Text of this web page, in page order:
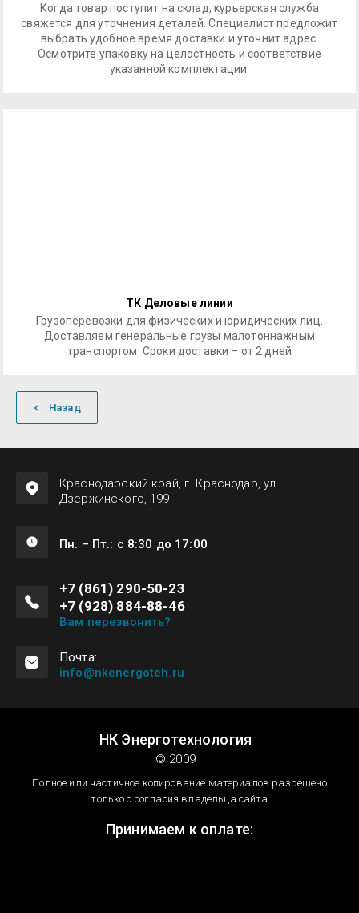
Когда товар поступит на склад, курьерская служба
свяжется для уточнения деталей. Специалист предложит
выбрать удобное время доставки и уточнит адрес.
Осмотрите упаковку на целостность и соответствие
указанной комплектации.
ТК Деловые линии
Грузоперевозки для физических и юридических лиц.
Доставляем генеральные грузы малотоннажным
транспортом. Сроки доставки – от 2 дней
Назад
Краснодарский край, г. Краснодар, ул.
Дзержинского, 199
Пн. – Пт.: с 8:30 до 17:00
+7 (861) 290-50-23
+7 (928) 884-88-46
Вам перезвонить?
Почта:
info@nkenergoteh.ru
НК Энерготехнология
© 2009
Полное или частичное копирование материалов разрешено
только с согласия владельца сайта
Принимаем к оплате: